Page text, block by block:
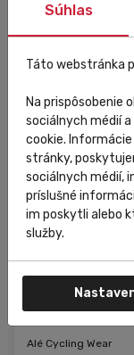
Raktáron
Alé Cycling Wear
Súhlas
Táto webstránka
Na prispôsobenie
sociálnych médií
cookie.
stránky,
sociálnych médií,
príslušné
im poskytli alebo
služby.